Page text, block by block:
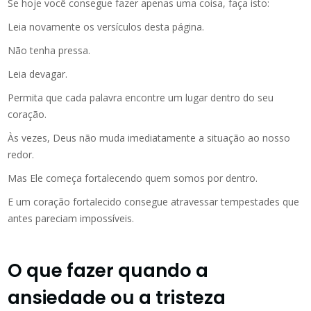
Se hoje você consegue fazer apenas uma coisa, faça isto:
Leia novamente os versículos desta página.
Não tenha pressa.
Leia devagar.
Permita que cada palavra encontre um lugar dentro do seu
coração.
Às vezes, Deus não muda imediatamente a situação ao nosso
redor.
Mas Ele começa fortalecendo quem somos por dentro.
E um coração fortalecido consegue atravessar tempestades que
antes pareciam impossíveis.
O que fazer quando a
ansiedade ou a tristeza